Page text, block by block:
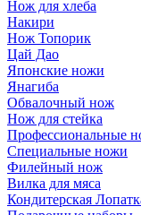
Нож для хлеба
Накири
Нож Топорик
Цай Дао
Японские ножи
Янагиба
Обвалочный нож
Нож для стейка
Профессиональные
Специальные ножи
Филейный нож
Вилка для мяса
Кондитерская